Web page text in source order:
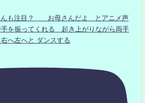
んも注目？ お母さんだよ とアニメ声
手を振ってくれる 起き上がりながら両手
へ左へと ダンスする